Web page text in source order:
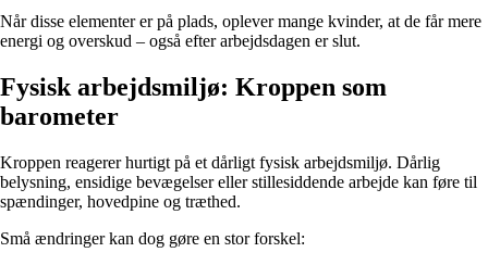
Når disse elementer er på plads, oplever mange kvinder, at de får mere
energi og overskud – også efter arbejdsdagen er slut.
Fysisk arbejdsmiljø: Kroppen som
barometer
Kroppen reagerer hurtigt på et dårligt fysisk arbejdsmiljø. Dårlig
belysning, ensidige bevægelser eller stillesiddende arbejde kan føre til
spændinger, hovedpine og træthed.
Små ændringer kan dog gøre en stor forskel: